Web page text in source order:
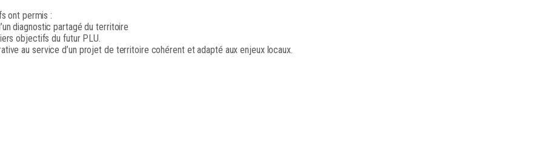
ont permis :
diagnostic partagé du territoire
objectifs du futur PLU.
au service d’un projet de territoire cohérent et adapté aux enjeux locaux.